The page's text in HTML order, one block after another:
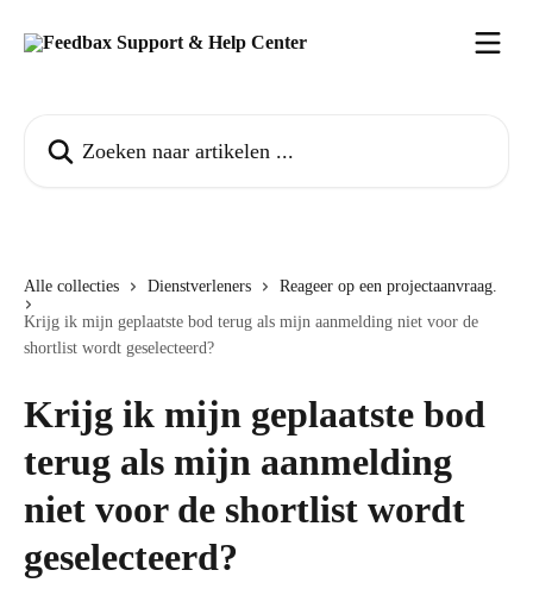
Alle collecties Dienstverleners
Reageer op een projectaanvraag.
Krijg ik mijn geplaatste bod terug als mijn aanmelding niet voor de
shortlist wordt geselecteerd?
Krijg ik mijn geplaatste bod
terug als mijn aanmelding
niet voor de shortlist wordt
geselecteerd?